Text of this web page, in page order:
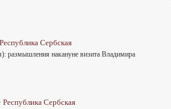
Республика Сербская
размышления накануне визита Владимира
Республика Сербская